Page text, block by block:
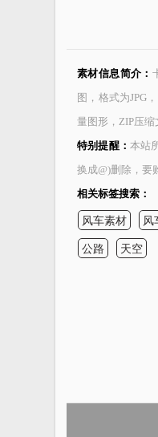
素材信息简介：
图，格式为JPG
量图形，ZIP压缩
特别提醒： 本站
换成@)删除，要
相关标签搜索：
风车素材 风
公路 天空